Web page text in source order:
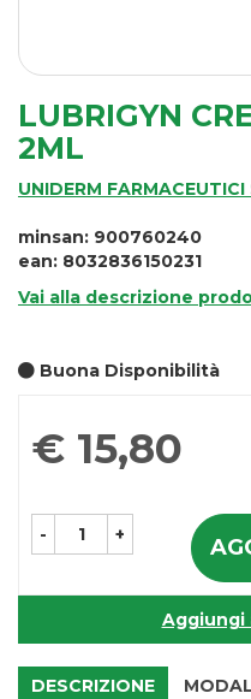
LUBRIGYN
2ML
UNIDERM FARMACEUTICI
minsan: 900760240
ean: 8032836150231
Vai alla descrizione
Buona Disponibilità
Prezzo
€ 15,80
- +
Aggiungi
DESCRIZIONE